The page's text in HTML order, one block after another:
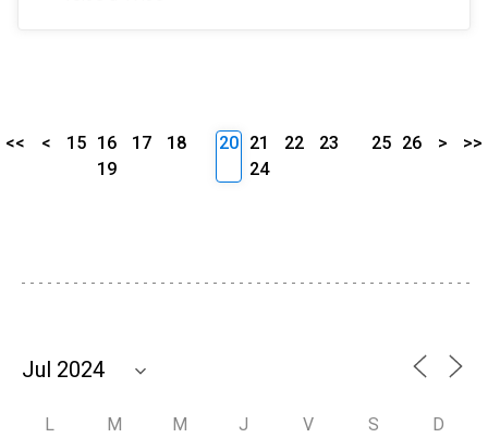
<< < 15 16 17
18
19
20 21 22
23
24
25 26 > >>
L M M J V S D